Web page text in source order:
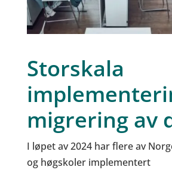
Storskala
migrering av
I løpet av 2024 har flere av
og høgskoler implementert